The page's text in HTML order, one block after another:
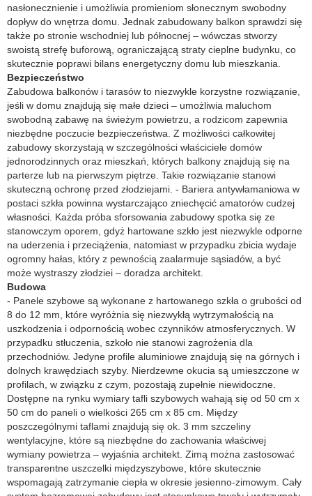
nasłonecznienie i umożliwia promieniom słonecznym swobodny
dopływ do wnętrza domu. Jednak zabudowany balkon sprawdzi się
także po stronie wschodniej lub północnej – wówczas stworzy
swoistą strefę buforową, ograniczającą straty cieplne budynku, co
skutecznie poprawi bilans energetyczny domu lub mieszkania.
Bezpieczeństwo
Zabudowa balkonów i tarasów to niezwykle korzystne rozwiązanie,
jeśli w domu znajdują się małe dzieci – umożliwia maluchom
swobodną zabawę na świeżym powietrzu, a rodzicom zapewnia
niezbędne poczucie bezpieczeństwa. Z możliwości całkowitej
zabudowy skorzystają w szczególności właściciele domów
jednorodzinnych oraz mieszkań, których balkony znajdują się na
parterze lub na pierwszym piętrze. Takie rozwiązanie stanowi
skuteczną ochronę przed złodziejami. - Bariera antywłamaniowa w
postaci szkła powinna wystarczająco zniechęcić amatorów cudzej
własności. Każda próba sforsowania zabudowy spotka się ze
stanowczym oporem, gdyż hartowane szkło jest niezwykle odporne
na uderzenia i przeciążenia, natomiast w przypadku zbicia wydaje
ogromny hałas, który z pewnością zaalarmuje sąsiadów, a być
może wystraszy złodziei – doradza architekt.
Budowa
- Panele szybowe są wykonane z hartowanego szkła o grubości od
8 do 12 mm, które wyróżnia się niezwykłą wytrzymałością na
uszkodzenia i odpornością wobec czynników atmosferycznych. W
przypadku stłuczenia, szkoło nie stanowi zagrożenia dla
przechodniów. Jedyne profile aluminiowe znajdują się na górnych i
dolnych krawędziach szyby. Nierdzewne okucia są umieszczone w
profilach, w związku z czym, pozostają zupełnie niewidoczne.
Dostępne na rynku wymiary tafli szybowych wahają się od 50 cm x
50 cm do paneli o wielkości 265 cm x 85 cm. Między
poszczególnymi taflami znajdują się ok. 3 mm szczeliny
wentylacyjne, które są niezbędne do zachowania właściwej
wymiany powietrza – wyjaśnia architekt. Zimą można zastosować
transparentne uszczelki międzyszybowe, które skutecznie
wspomagają zatrzymanie ciepła w okresie jesienno-zimowym. Cały